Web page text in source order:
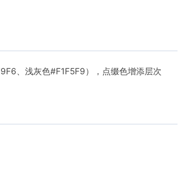
、浅灰色#F1F5F9），点缀色增添层次